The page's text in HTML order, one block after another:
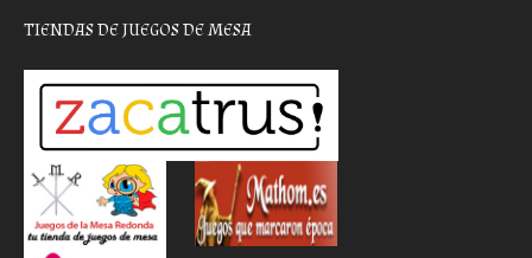
TIENDAS DE JUEGOS DE MESA